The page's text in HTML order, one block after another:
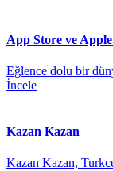
App Store ve
Eğlence dolu bir
İncele
Kazan Kazan
Kazan Kazan,